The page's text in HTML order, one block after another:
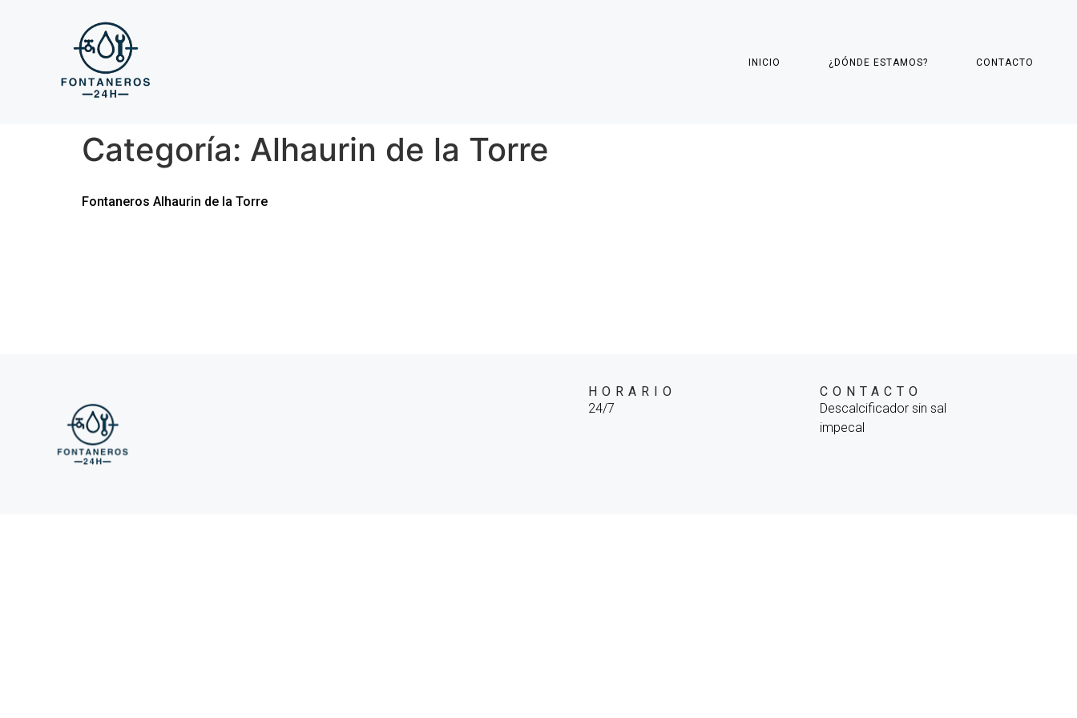
INICIO ¿DÓNDE ESTAMOS? CONTACTO
Categoría: Alhaurin de la Torre
Fontaneros Alhaurin de la Torre
HORARIO
24/7
CONTACTO
Descalcificador sin sal
impecal